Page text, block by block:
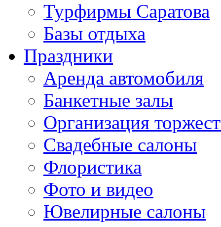
Турфирмы Саратова
Базы отдыха
Праздники
Аренда автомобиля
Банкетные залы
Организация
Свадебные салоны
Флористика
Фото и видео
Ювелирные салоны